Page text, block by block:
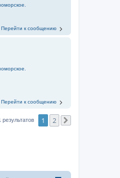
Перейти к сообщению
Перейти к сообщению
результатов 1 2